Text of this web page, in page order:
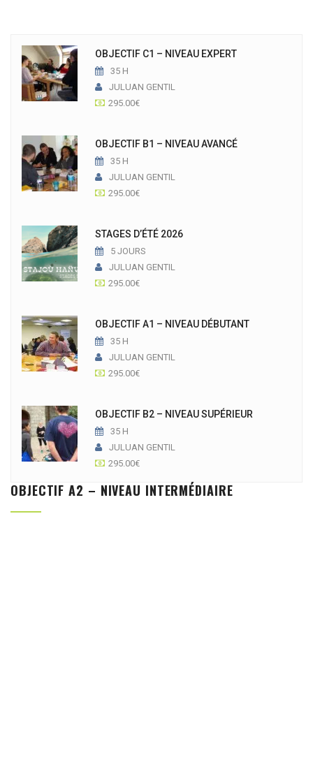
OBJECTIF C1 – NIVEAU EXPERT
35 H
JULUAN GENTIL
295.00€
OBJECTIF B1 – NIVEAU AVANCÉ
35 H
JULUAN GENTIL
295.00€
STAGES D’ÉTÉ 2026
5 JOURS
JULUAN GENTIL
295.00€
OBJECTIF A1 – NIVEAU DÉBUTANT
35 H
JULUAN GENTIL
295.00€
OBJECTIF B2 – NIVEAU SUPÉRIEUR
35 H
JULUAN GENTIL
295.00€
OBJECTIF A2 – NIVEAU INTERMÉDIAIRE